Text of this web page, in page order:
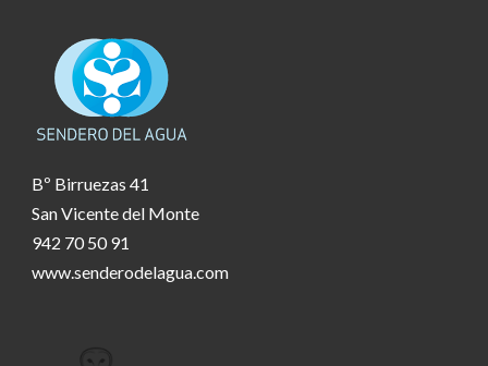
Bº Birruezas 41
San Vicente del Monte
942 70 50 91
www.senderodelagua.com